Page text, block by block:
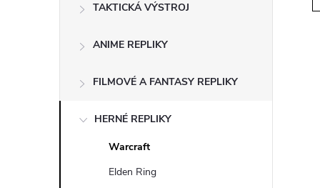
TAKTICKÁ VÝSTROJ
ANIME REPLIKY
FILMOVÉ A FANTASY REPLIKY
HERNÉ REPLIKY
Warcraft
Elden Ring